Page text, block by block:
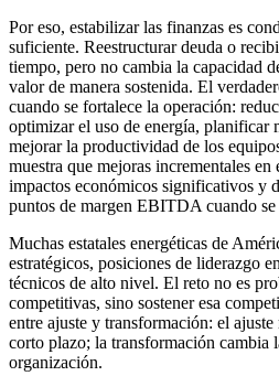
Por eso, estabilizar las finanzas es
suficiente. Reestructurar deuda o
tiempo, pero no cambia la capacidad
valor de manera sostenida. El
cuando se fortalece la operación:
optimizar el uso de energía, planificar
mejorar la productividad de los
muestra que mejoras incrementales en
impactos económicos significativos y
puntos de margen EBITDA cuando se
Muchas estatales energéticas de
estratégicos, posiciones de liderazgo
técnicos de alto nivel. El reto no es
competitivas, sino sostener esa
entre ajuste y transformación: el
corto plazo; la transformación cambia
organización.